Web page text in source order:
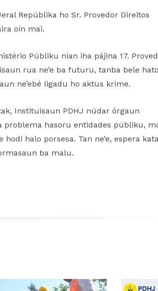
Repúblika ho Sr. Provedor Direitos
oin mai.
Públiku nian iha pájina 17.
rua ne’e ba futuru, tanba bele
ne’ebé ligadu ho aktus krime.
Instituisaun PDHJ núdar órgaun
problema hasoru entidades públiku,
halo porsesa. Tan ne’e, espera
ba malu.